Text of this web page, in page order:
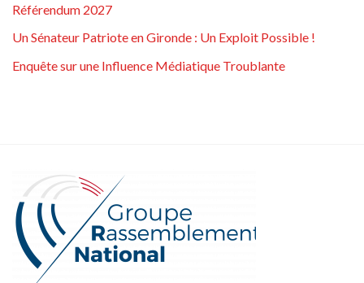
Référendum 2027
Un Sénateur Patriote en Gironde : Un Exploit Possible !
Enquête sur une Influence Médiatique Troublante